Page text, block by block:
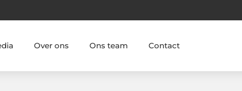
Over ons Ons team Contact